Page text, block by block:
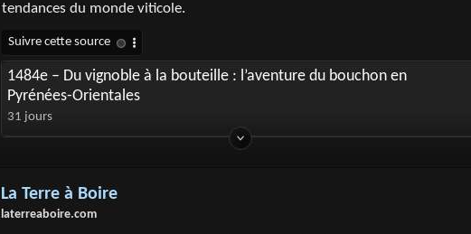
tendances du monde viticole.
1484e – Du vignoble à la bouteille : l’aventure du bouchon en
Pyrénées-Orientales
31 jours
La Terre à Boire
laterreaboire.com